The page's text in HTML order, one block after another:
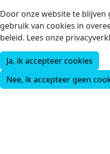
Door onze website te
gebruik van cookies in
beleid. Lees onze
Ja, ik accepteer cookies
Nee, ik accepteer geen